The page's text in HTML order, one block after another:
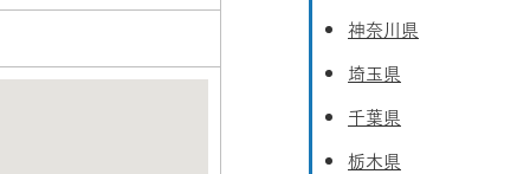
神奈川県
埼玉県
千葉県
栃木県